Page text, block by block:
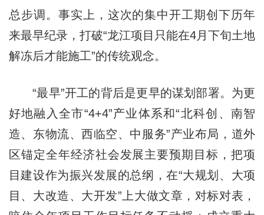
总步调。事实上，这次的集中开工期创下历年
来最早纪录，打破“龙江项目只能在4月下旬土地
解冻后才能施工”的传统观念。
“最早”开工的背后是更早的谋划部署。为更
好地融入全市“4+4”产业体系和“北科创、南智
造、东物流、西临空、中服务”产业布局，道外
区锚定全年经济社会发展主要预期目标，把项
目建设作为振兴发展的总纲，在“大规划、大项
目、大改造、大开发”上大做文章，对标对表，